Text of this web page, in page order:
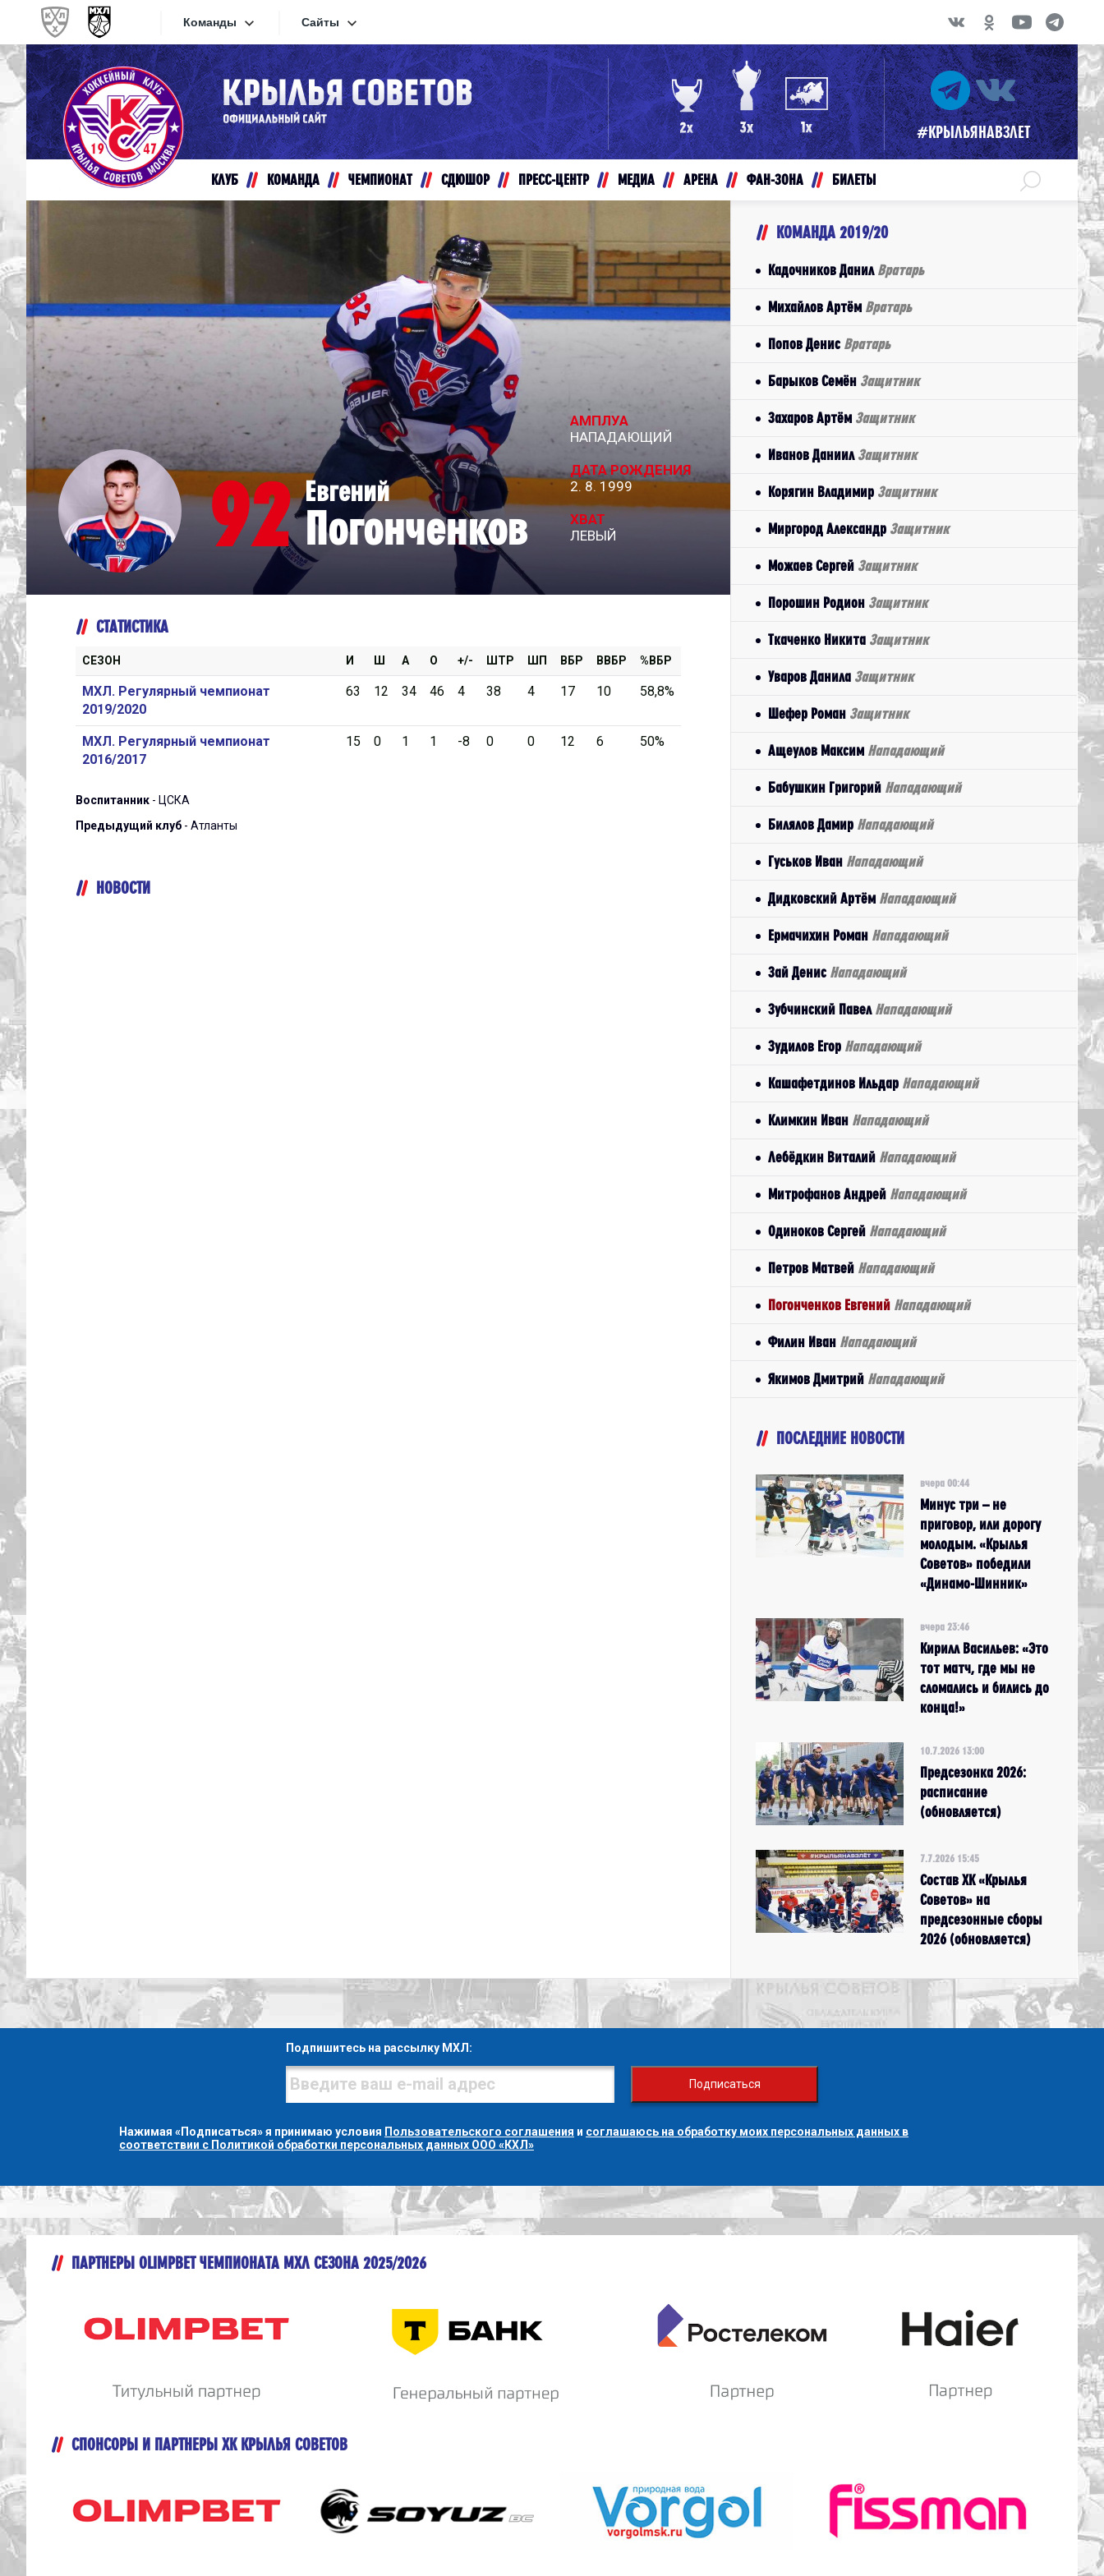
Команды
Конференция «Запад»
Дивизион Золотой
Академия Михайлова
Красная Армия
МХК Динамо-М
Дивизион Серебряный
Академия СКА
АКМ-Юниор
Амурские Тигры
Красная Машина-Юниор
Крылья Советов
МХК Динамо-Карелия
МХК Спартак-МАХ
Конференция «Восток»
Дивизион Золотой
Авто
Мамонты Югры
Омские Ястребы
Стальные Лисы
Толпар
Чайка
Дивизион Серебряный
АКМ-Новомосковск
Красноярские Рыси
Ладья
Локо-76
МХК Молот
Реактор
Сибирские Cнайперы
Спутник Ал
Сайты
Сайты
Видеотрансляции
Хайлайты
Текстовые трансляции
Интернет-магазин
Приложение МХЛ
#КРЫЛЬЯНАВЗЛЕТ
КЛУБ КОМАНДА ЧЕМПИОНАТ СДЮШОР ПРЕСС-ЦЕНТР МЕДИА АРЕНА ФАН-ЗОНА БИЛЕТЫ
92 Евгений
Погонченков
АМПЛУА
НАПАДАЮЩИЙ
ДАТА РОЖДЕНИЯ
2. 8. 1999
ХВАТ
ЛЕВЫЙ
СТАТИСТИКА
СЕЗОН И Ш А О +/- ШТР ШП ВБР ВВБР %ВБР
МХЛ. Регулярный чемпионат
2019/2020
63 12 34 46 4 38 4 17 10 58,8%
МХЛ. Регулярный чемпионат
2016/2017
15 0 1 1 -8 0 0 12 6 50%
Воспитанник - ЦСКА
Предыдущий клуб - Атланты
НОВОСТИ
КОМАНДА 2019/20
Кадочников Данил Вратарь
Михайлов Артём Вратарь
Попов Денис Вратарь
Барыков Семён Защитник
Захаров Артём Защитник
Иванов Даниил Защитник
Корягин Владимир Защитник
Миргород Александр Защитник
Можаев Сергей Защитник
Порошин Родион Защитник
Ткаченко Никита Защитник
Уваров Данила Защитник
Шефер Роман Защитник
Ащеулов Максим Нападающий
Бабушкин Григорий Нападающий
Билялов Дамир Нападающий
Гуськов Иван Нападающий
Дидковский Артём Нападающий
Ермачихин Роман Нападающий
Зай Денис Нападающий
Зубчинский Павел Нападающий
Зудилов Егор Нападающий
Кашафетдинов Ильдар Нападающий
Климкин Иван Нападающий
Лебёдкин Виталий Нападающий
Митрофанов Андрей Нападающий
Одиноков Сергей Нападающий
Петров Матвей Нападающий
Погонченков Евгений Нападающий
Филин Иван Нападающий
Якимов Дмитрий Нападающий
ПОСЛЕДНИЕ НОВОСТИ
вчера 00:44
Минус три – не
приговор, или дорогу
молодым. «Крылья
Советов» победили
«Динамо-Шинник»
вчера 23:46
Кирилл Васильев: «Это
тот матч, где мы не
сломались и бились до
конца!»
10.7.2026 13:00
Предсезонка 2026:
расписание
(обновляется)
7.7.2026 15:45
Состав ХК «Крылья
Советов» на
предсезонные сборы
2026 (обновляется)
Подпишитесь на рассылку МХЛ:
Подписаться
Нажимая «Подписаться» я принимаю условия Пользовательского соглашения и соглашаюсь на обработку моих персональных данных в
соответствии с Политикой обработки персональных данных ООО «КХЛ»
ПАРТНЕРЫ OLIMPBET ЧЕМПИОНАТА МХЛ СЕЗОНА 2025/2026
СПОНСОРЫ И ПАРТНЕРЫ ХК КРЫЛЬЯ СОВЕТОВ